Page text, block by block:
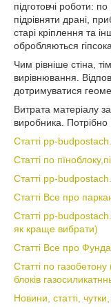
підготовчі роботи:
підрівняти драні,
старі кріплення та
обробляються
Чим рівніше стіна,
вирівнювання.
дотримуватися
Витрата матеріалу
виробника. Потрібно
Статті pp-
Статті по
Статті pp-
Статті Все про
Статті pp-
як краще вибрати)
Статті Все про
Статті по
блоків
Новини, статті,